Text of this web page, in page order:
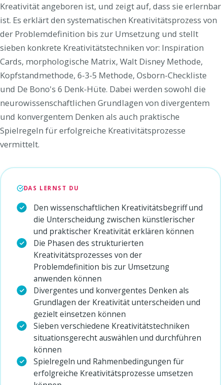
Kreativität angeboren ist, und zeigt auf, dass sie erlernbar
ist. Es erklärt den systematischen Kreativitätsprozess von
der Problemdefinition bis zur Umsetzung und stellt
sieben konkrete Kreativitätstechniken vor: Inspiration
Cards, morphologische Matrix, Walt Disney Methode,
Kopfstandmethode, 6-3-5 Methode, Osborn-Checkliste
und De Bono's 6 Denk-Hüte. Dabei werden sowohl die
neurowissenschaftlichen Grundlagen von divergentem
und konvergentem Denken als auch praktische
Spielregeln für erfolgreiche Kreativitätsprozesse
vermittelt.
DAS LERNST DU
Den wissenschaftlichen Kreativitätsbegriff und
die Unterscheidung zwischen künstlerischer
und praktischer Kreativität erklären können
Die Phasen des strukturierten
Kreativitätsprozesses von der
Problemdefinition bis zur Umsetzung
anwenden können
Divergentes und konvergentes Denken als
Grundlagen der Kreativität unterscheiden und
gezielt einsetzen können
Sieben verschiedene Kreativitätstechniken
situationsgerecht auswählen und durchführen
können
Spielregeln und Rahmenbedingungen für
erfolgreiche Kreativitätsprozesse umsetzen